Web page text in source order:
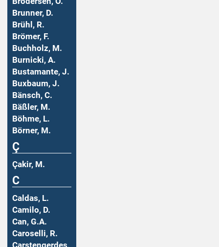
Brunner, D.
Brühl, R.
Brömer, F.
Buchholz, M.
Burnicki, A.
Bustamante, J.
Buxbaum, J.
Bänsch, C.
Bäßler, M.
Böhme, L.
Börner, M.
Ç
Çakir, M.
C
Caldas, L.
Camilo, D.
Can, G.A.
Caroselli, R.
Carstengerdes,